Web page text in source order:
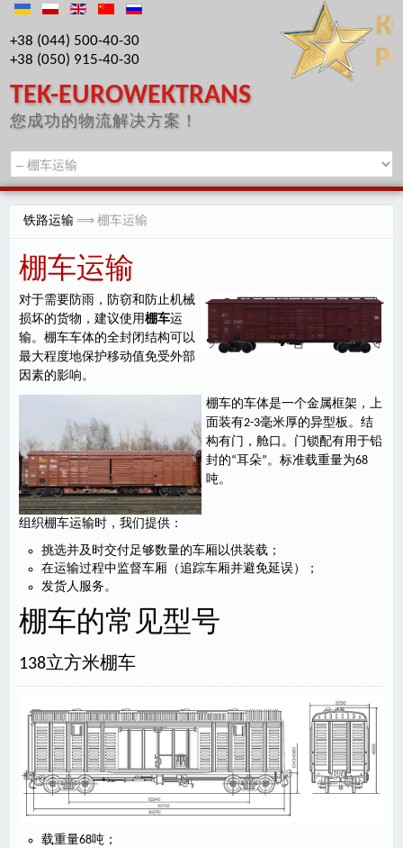
+38 (044) 500-40-30
+38 (050) 915-40-30
TEK-EUROWEKTRANS
您成功的物流解决方案！
铁路运输 ⟹ 棚车运输
棚车运输
对于需要防雨，防窃和防止机械
损坏的货物，建议使用棚车运
输。棚车车体的全封闭结构可以
最大程度地保护移动值免受外部
因素的影响。
棚车的车体是一个金属框架，上
面装有2-3毫米厚的异型板。结
构有门，舱口。门锁配有用于铅
封的“耳朵”。标准载重量为68
吨。
组织棚车运输时，我们提供：
挑选并及时交付足够数量的车厢以供装载；
在运输过程中监督车厢（追踪车厢并避免延误）；
发货人服务。
棚车的常见型号
138立方米棚车
载重量68吨；